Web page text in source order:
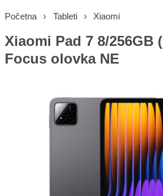
Početna Tableti Xiaomi
Xiaomi Pad 7 8/256GB
Focus olovka NE